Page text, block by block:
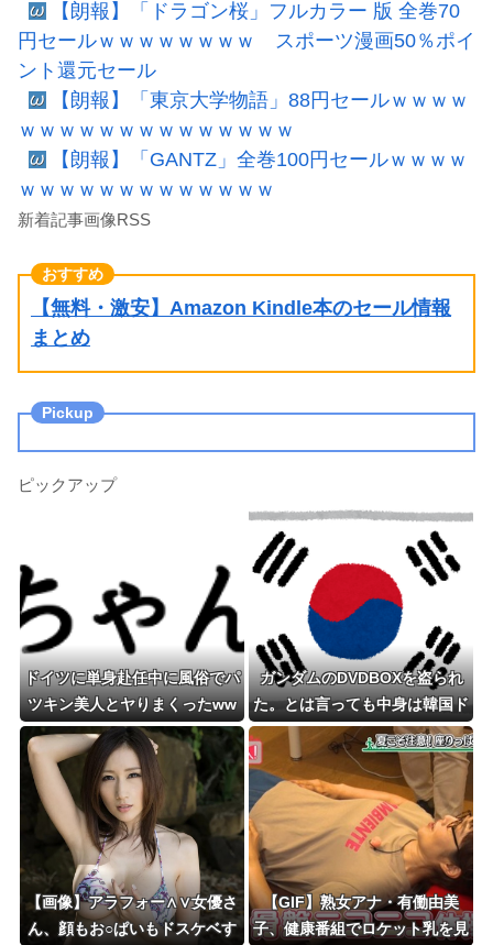
【朗報】「ドラゴン桜」フルカラー 版 全巻70
円セールｗｗｗｗｗｗｗｗ スポーツ漫画50％ポイ
ント還元セール
【朗報】「東京大学物語」88円セールｗｗｗｗ
ｗｗｗｗｗｗｗｗｗｗｗｗｗｗ
【朗報】「GANTZ」全巻100円セールｗｗｗｗ
ｗｗｗｗｗｗｗｗｗｗｗｗｗ
新着記事画像RSS
【無料・激安】Amazon Kindle本のセール情報
まとめ
ピックアップ
ドイツに単身赴任中に風俗でパ
ツキン美人とヤりまくったww
ww
ガンダムのDVDBOXを盗られ
た。とは言っても中身は韓国ド
ラマとレオタード体操のDV
D。泥ママは嫌韓なので、いつ
ファビられるかｗｋｔｋ
【画像】アラフォー∧∨女優さ
ん、顔もお○ぱいもドスケベす
【GIF】熟女アナ・有働由美
子、健康番組でロケット乳を見